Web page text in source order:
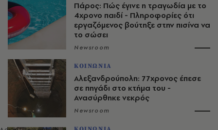
Πάρος: Πώς έγινε η τραγωδία με το
4χρονο παιδί - Πληροφορίες ότι
εργαζόμενος βούτηξε στην πισίνα να
το σώσει
Newsroom
ΚΟΙΝΩΝΙΑ
Αλεξανδρούπολη: 77χρονος έπεσε
σε πηγάδι στο κτήμα του -
Ανασύρθηκε νεκρός
Newsroom